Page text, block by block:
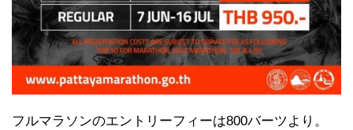
フルマラソンのエントリーフィーは800バーツより。